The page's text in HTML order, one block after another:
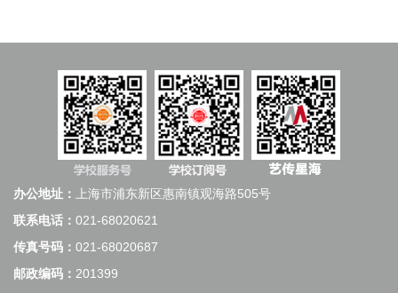
办公地址：
上海市浦东新区惠南镇观海路505号
联系电话： 021-68020621
传真号码： 021-68020687
邮政编码： 201399